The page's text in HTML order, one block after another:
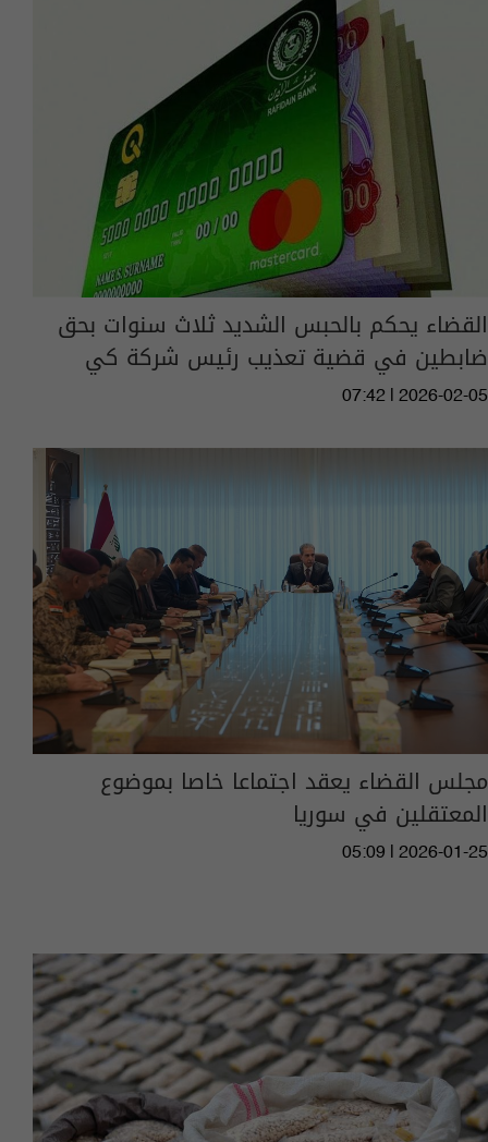
القضاء يحكم بالحبس الشديد ثلاث سنوات بحق
ضابطين في قضية تعذيب رئيس شركة كي
07:42 | 2026-02-05
مجلس القضاء يعقد اجتماعا خاصا بموضوع
المعتقلين في سوريا
05:09 | 2026-01-25